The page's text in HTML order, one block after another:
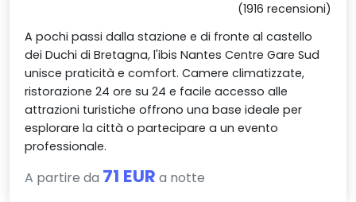
(1916 recensioni)
A pochi passi dalla stazione e di fronte al castello
dei Duchi di Bretagna, l'ibis Nantes Centre Gare Sud
unisce praticità e comfort. Camere climatizzate,
ristorazione 24 ore su 24 e facile accesso alle
attrazioni turistiche offrono una base ideale per
esplorare la città o partecipare a un evento
professionale.
A partire da 71 EUR a notte